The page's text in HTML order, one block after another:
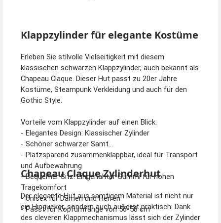
Klappzylinder für elegante Kostüme
Erleben Sie stilvolle Vielseitigkeit mit diesem
klassischen schwarzen Klappzylinder, auch bekannt als
Chapeau Claque. Dieser Hut passt zu 20er Jahre
Kostüme, Steampunk Verkleidung und auch für den
Gothic Style.
Vorteile vom Klappzylinder auf einen Blick:
- Elegantes Design: Klassischer Zylinder
- Schöner schwarzer Samt
- Platzsparend zusammenklappbar, ideal für Transport
und Aufbewahrung
- Bequemer Sitz: Eingenähter Gummi für hohen
Tragekomfort
- Unisex für Damen und Herren
- Passt für Kopfumfänge von 56-58 cm
Chapeau Claque Zylinderhut
Der elegante Hut aus samtigem Material ist nicht nur
ein Hingucker, sondern auch äußerst praktisch: Dank
des cleveren Klappmechanismus lässt sich der Zylinder